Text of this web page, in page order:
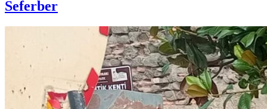
Seferber